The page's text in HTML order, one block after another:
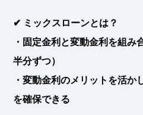
✔ ミックスローンとは？
・固定金利と変動金利を組み
半分ずつ）
・変動金利のメリットを活か
を確保できる